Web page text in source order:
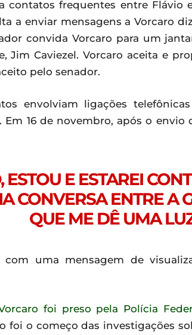
contatos frequentes entre Flávio
a enviar mensagens a Vorcaro
convida Vorcaro para um
Jim Caviezel. Vorcaro aceita e
pelo senador.
envolviam ligações
Em 16 de novembro, após o envio
ESTOU E ESTAREI
CONVERSA ENTRE A
QUE ME DÊ UMA
com uma mensagem de
foi preso pela Polícia
foi o começo das investigações